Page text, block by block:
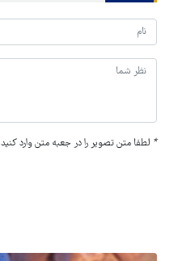
* لطفا متن تصویر را در جعبه متن وارد کنید